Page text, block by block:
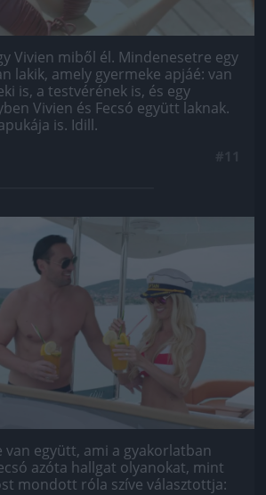
Vivien miből él. Mindenesetre egy
lakik, amely gyermeke apjáé: van
is, a testvérének is, és egy
Vivien és Fecsó együtt laknak.
is. Idill.
Jön még kép!
van együtt, ami a gyakorlatban
azóta hallgat olyanokat, mint
mondott róla szíve választottja: